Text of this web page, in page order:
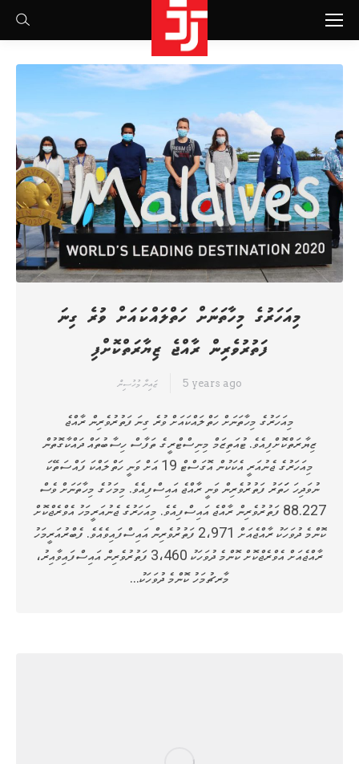
Search:
މިއަހަރުގެ މިހާތަނަށް ހަތްލައްކައަށް ވުރެ ގިނަ
ފަތުރުވެރިން ރާއްޖެ ޒިޔާރަތްކޮށްފި
ޒައިނާ މުހުސިން 5 years ago
މިއަހަރުގެ މިހާތަނަށް ހަތްލައްކައަށް ވުރެ ގިނަ ފަތުރުވެރިން ރާއްޖެ
ޒިޔާރަތްކޮށްފިއެވެ. ޓުއަތިޒަމް މިނިސްޓްރީގެ ތަފާސް ހިސާބުތައް ދައްކާގޮތުން
މިއަހަރުގެ ޖެނުއަރީ އެކަކުން އޮގަސްޓް 19 އަށް ވަނީ ހަތްލައްކަ ފައްސަތޭކަ
ނުވަދިހަ ހަަތަރު ފަތުރުވެރިން ވަނީ ރާއްޖެ އައިސްފިއެވެ. މިމަހުގެ މިހާތަނަށް ވެސް
88.227 ފަތުރުވެރިން ރާއްޖެ އައިސްފިއެވެ. މިއަހަރުގެ ޖެނުއަރީމަހު އެވްރެޖްކޮށް
ކޮންމެ ދުވަހަކު ރާއްޖެއަށް 2،971 ފަތުރުވެރިން އައިސްފައިވެއެވެ. ފެބްރުއަރީމަހު
ރާއްޖެއަށް އެވްރެޖްކޮށް ކޮންމެ ދުވަހަކު 3،460 ފަތުރުވެރިން އައިސްފައިވާއިރު،
މާރޗުމަހު ކޮންމެ ދުވަހަކު…